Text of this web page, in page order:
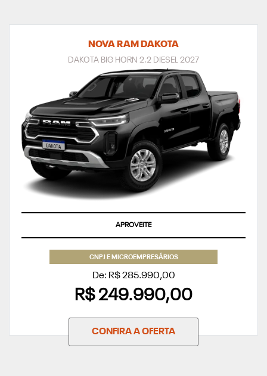
NOVA RAM DAKOTA
DAKOTA BIG HORN 2.2 DIESEL 2027
APROVEITE
CNPJ E MICROEMPRESÁRIOS
De: R$ 285.990,00
R$ 249.990,00
CONFIRA A OFERTA